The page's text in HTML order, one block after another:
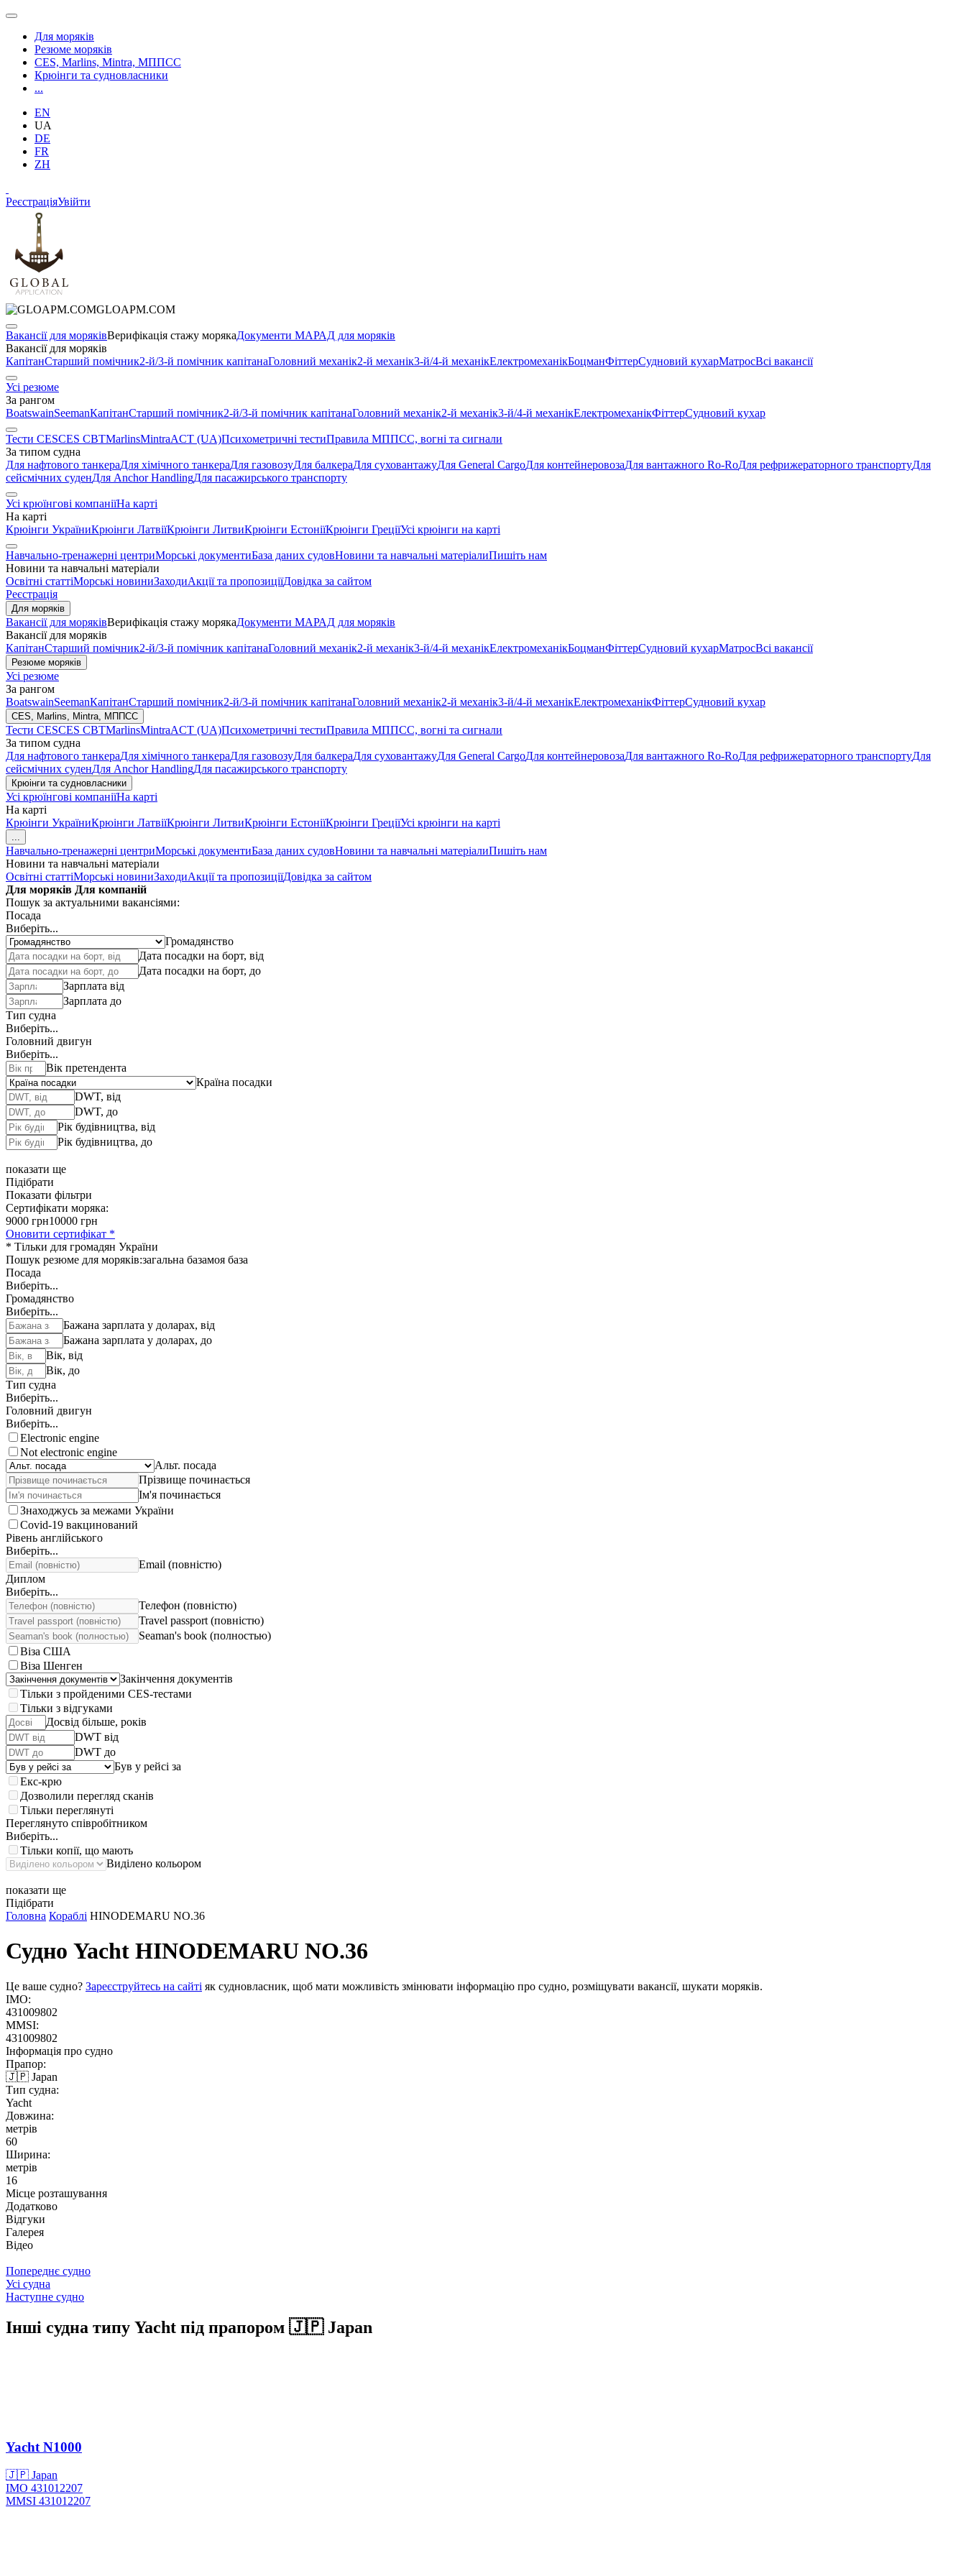
Для моряків
Резюме моряків
CES, Marlins, Mintra, МППСС
Крюінги та судновласники
...
EN
UA
DE
FR
ZH
РеєстраціяУвійти
GLOAPM.COM
Вакансії для моряківВерифікація стажу морякаДокументи МАРАД для моряків
Вакансії для моряків
КапітанСтарший помічник2-й/3-й помічник капітанаГоловний механік2-й механік3-й/4-й механікЕлектромеханікБоцманФіттерСудновий кухарМатросВсі вакансії
Усі резюме
За рангом
BoatswainSeemanКапітанСтарший помічник2-й/3-й помічник капітанаГоловний механік2-й механік3-й/4-й механікЕлектромеханікФіттерСудновий кухар
Тести CESCES CBTMarlinsMintraACT (UA)Психометричні тестиПравила МППСС, вогні та сигнали
За типом судна
Для нафтового танкераДля хімічного танкераДля газовозуДля балкераДля суховантажуДля General CargoДля контейнеровозаДля вантажного Ro-RoДля рефрижераторного транспортуДля
сейсмічних суденДля Anchor HandlingДля пасажирського транспорту
Усі крюїнгові компаніїНа карті
На карті
Крюінги УкраїниКрюінги ЛатвіїКрюінги ЛитвиКрюінги ЕстоніїКрюінги ГреціїУсі крюінги на карті
Навчально-тренажерні центриМорські документиБаза даних судовНовини та навчальні матеріалиПишіть нам
Новини та навчальні матеріали
Освітні статтіМорські новиниЗаходиАкції та пропозиціїДовідка за сайтом
Реєстрація
Для моряків
Вакансії для моряківВерифікація стажу морякаДокументи МАРАД для моряків
Вакансії для моряків
КапітанСтарший помічник2-й/3-й помічник капітанаГоловний механік2-й механік3-й/4-й механікЕлектромеханікБоцманФіттерСудновий кухарМатросВсі вакансії
Резюме моряків
Усі резюме
За рангом
BoatswainSeemanКапітанСтарший помічник2-й/3-й помічник капітанаГоловний механік2-й механік3-й/4-й механікЕлектромеханікФіттерСудновий кухар
CES, Marlins, Mintra, МППСС
Тести CESCES CBTMarlinsMintraACT (UA)Психометричні тестиПравила МППСС, вогні та сигнали
За типом судна
Для нафтового танкераДля хімічного танкераДля газовозуДля балкераДля суховантажуДля General CargoДля контейнеровозаДля вантажного Ro-RoДля рефрижераторного транспортуДля
сейсмічних суденДля Anchor HandlingДля пасажирського транспорту
Крюінги та судновласники
Усі крюїнгові компаніїНа карті
На карті
Крюінги УкраїниКрюінги ЛатвіїКрюінги ЛитвиКрюінги ЕстоніїКрюінги ГреціїУсі крюінги на карті
...
Навчально-тренажерні центриМорські документиБаза даних судовНовини та навчальні матеріалиПишіть нам
Новини та навчальні матеріали
Освітні статтіМорські новиниЗаходиАкції та пропозиціїДовідка за сайтом
Для моряків Для компаній
Пошук за актуальними вакансіями:
Посада
Виберіть...
Громадянство
Дата посадки на борт, від
Дата посадки на борт, до
Зарплата від
Зарплата до
Тип судна
Виберіть...
Головний двигун
Виберіть...
Вік претендента
Країна посадки
DWT, від
DWT, до
Рік будівництва, від
Рік будівництва, до
показати ще
Підібрати
Показати фільтри
Сертифікати моряка:
9000 грн10000 грн
Оновити сертифікат *
* Тільки для громадян України
Пошук резюме для моряків:загальна базамоя база
Посада
Виберіть...
Громадянство
Виберіть...
Бажана зарплата у доларах, від
Бажана зарплата у доларах, до
Вік, від
Вік, до
Тип судна
Виберіть...
Головний двигун
Виберіть...
Electronic engine
Not electronic engine
Альт. посада
Прізвище починається
Ім'я починається
Знаходжусь за межами України
Covid-19 вакцинований
Рівень англійського
Виберіть...
Email (повністю)
Диплом
Виберіть...
Телефон (повністю)
Travel passport (повністю)
Seaman's book (полностью)
Віза США
Віза Шенген
Закінчення документів
Тільки з пройденими CES-тестами
Тільки з відгуками
Досвід більше, років
DWT від
DWT до
Був у рейсі за
Екс-крю
Дозволили перегляд сканів
Тільки переглянуті
Переглянуто співробітником
Виберіть...
Тільки копії, що мають
Виділено кольором
показати ще
Підібрати
Головна Кораблі HINODEMARU NO.36
Судно Yacht HINODEMARU NO.36
Це ваше судно? Зареєструйтесь на сайті як судновласник, щоб мати можливість змінювати інформацію про судно, розміщувати вакансії, шукати моряків.
IMO:
431009802
MMSI:
431009802
Інформація про судно
Прапор:
🇯🇵 Japan
Тип судна:
Yacht
Довжина:
метрів
60
Ширина:
метрів
16
Місце розташування
Додатково
Відгуки
Галерея
Відео
Попереднє судно
Усі судна
Наступне судно
Інші судна типу Yacht під прапором 🇯🇵 Japan
YachtN1000
🇯🇵 Japan
IMO 431012207
MMSI 431012207